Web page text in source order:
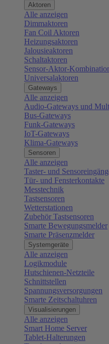
Aktoren
Alle anzeigen
Dimmaktoren
Fan Coil Aktoren
Heizungsaktoren
Jalousieaktoren
Schaltaktoren
Sensor-Aktor-
Universalaktoren
Gateways
Alle anzeigen
Audio-Gateways und
Bus-Gateways
Funk-Gateways
IoT-Gateways
Klima-Gateways
Sensoren
Alle anzeigen
Taster- und
Tür- und Fensterkontakte
Messtechnik
Tastsensoren
Wetterstationen
Zubehör Tastsensoren
Smarte Bewegungsmelder
Smarte Präsenzmelder
Systemgeräte
Alle anzeigen
Logikmodule
Hutschienen-Netzteile
Schnittstellen
Spannungsversorgungen
Smarte Zeitschaltuhren
Visualisierungen
Alle anzeigen
Smart Home Server
Tablet-Halterungen